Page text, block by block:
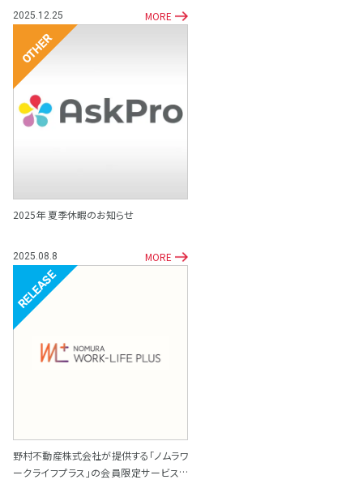
2025.12.25 MORE
その他
2025年 夏季休暇のお知らせ
2025.08.8 MORE
リリース
野村不動産株式会社が提供する「ノムラワ
ークライフプラス」の会員限定サービスと